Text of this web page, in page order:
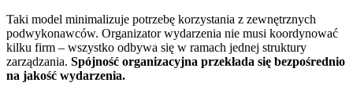
Taki model minimalizuje potrzebę korzystania z zewnętrznych
podwykonawców. Organizator wydarzenia nie musi koordynować
kilku firm – wszystko odbywa się w ramach jednej struktury
zarządzania. Spójność organizacyjna przekłada się bezpośrednio
na jakość wydarzenia.